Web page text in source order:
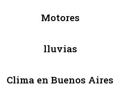
Motores
lluvias
Clima en Buenos Aires